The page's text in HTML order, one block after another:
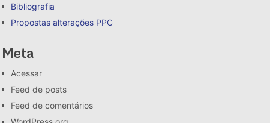
Bibliografia
Propostas alterações PPC
Meta
Acessar
Feed de posts
Feed de comentários